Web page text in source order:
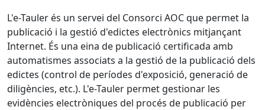
L'e-Tauler és un servei del Consorci AOC que permet la
publicació i la gestió d'edictes electrònics mitjançant
Internet. És una eina de publicació certificada amb
automatismes associats a la gestió de la publicació dels
edictes (control de períodes d'exposició, generació de
diligències, etc.). L'e-Tauler permet gestionar les
evidències electròniques del procés de publicació per